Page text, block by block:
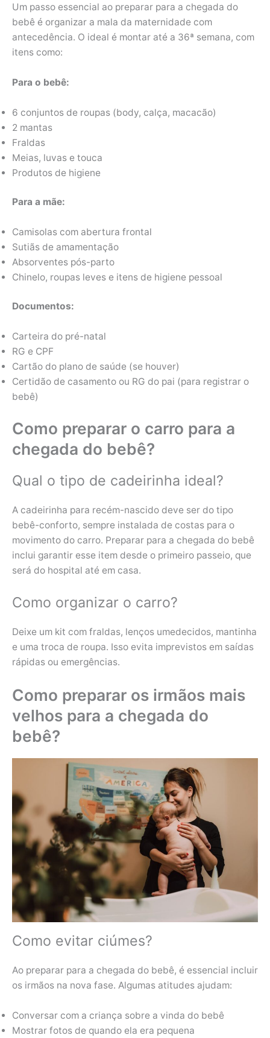
Um passo essencial ao preparar para a chegada do
bebê é organizar a mala da maternidade com
antecedência. O ideal é montar até a 36ª semana, com
itens como:
Para o bebê:
6 conjuntos de roupas (body, calça, macacão)
2 mantas
Fraldas
Meias, luvas e touca
Produtos de higiene
Para a mãe:
Camisolas com abertura frontal
Sutiãs de amamentação
Absorventes pós-parto
Chinelo, roupas leves e itens de higiene pessoal
Documentos:
Carteira do pré-natal
RG e CPF
Cartão do plano de saúde (se houver)
Certidão de casamento ou RG do pai (para registrar o
bebê)
Como preparar o carro para a
chegada do bebê?
Qual o tipo de cadeirinha ideal?
A cadeirinha para recém-nascido deve ser do tipo
bebê-conforto, sempre instalada de costas para o
movimento do carro. Preparar para a chegada do bebê
inclui garantir esse item desde o primeiro passeio, que
será do hospital até em casa.
Como organizar o carro?
Deixe um kit com fraldas, lenços umedecidos, mantinha
e uma troca de roupa. Isso evita imprevistos em saídas
rápidas ou emergências.
Como preparar os irmãos mais
velhos para a chegada do
bebê?
Como evitar ciúmes?
Ao preparar para a chegada do bebê, é essencial incluir
os irmãos na nova fase. Algumas atitudes ajudam:
Conversar com a criança sobre a vinda do bebê
Mostrar fotos de quando ela era pequena